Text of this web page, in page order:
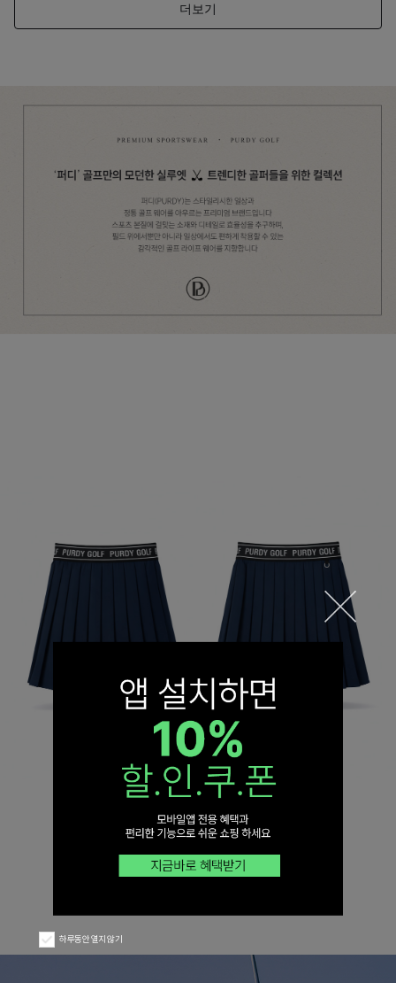
하루동안 열지 않기